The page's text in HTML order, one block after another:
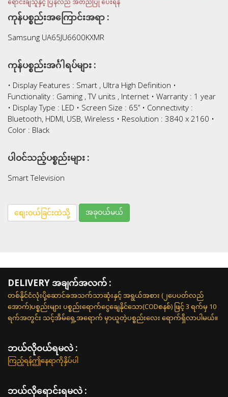
ကုန်ပစ္စည်းအကြောင်းအရာ :
Samsung UA65JU6600KXMR
ကုန်ပစ္စည်းအင်္ဂါရပ်များ :
• Display Features : Smart , Ultra High Definition •
Functionality : Gaming , TV units , Internet • Warranty : 1 year
• Display Type : LED • Screen Size : 65’’ • Connectivity :
Bluetooth, HDMI, USB, Wireless • Resolution : 3840 x 2160 •
Color : Black
ပါဝင်သည့်ပစ္စည်းများ :
Smart Television
စျေးဝယ်ခြင်းထဲသို့ အခုဝယ်မယ်
DELIVERY အချက်အလက် :
တစ်နိုင်ငံလုံးပို့ဆောင်ခအသက်သာဆုံးနှင့် အရွယ်အစား (၂ပေပတ်လည်
အောက်)ပစ္စည်းများ ပစ္စည်းရောက်ငွေချေနိုင်သော(CODစနစ်) ဖြင့် 3 ရက်မှ 10
ရက်အတွင်း သင့်အိမ်ရှေ့အရောက် မှာယူတဲ့ပစ္စည်းလေး ရောက်ရှိလာပါမယ်။
ဘယ်လို၀ယ်ရမလဲ :
ကြည့်ရန်ဤနေရာကိုနှိပ်ပါ
ဘယ်လိုရောင်းရမလဲ :